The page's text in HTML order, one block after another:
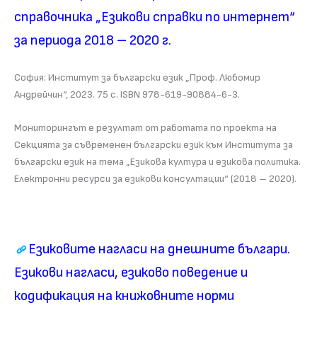
справочника „Езикови справки по интернет“
за периода 2018 – 2020 г.
София: Институт за български език „Проф. Любомир
Андрейчин“, 2023. 75 с. ISBN 978-619-90884-6-3.
Мониторингът е резултат от работата по проекта на
Секцията за съвременен български език към Института за
български език на тема „Езикова култура и езикова политика.
Електронни ресурси за езикови консултации“ (2018 – 2020).
Езиковите нагласи на днешните българи.
Езикови нагласи, езиково поведение и
кодификация на книжовните норми